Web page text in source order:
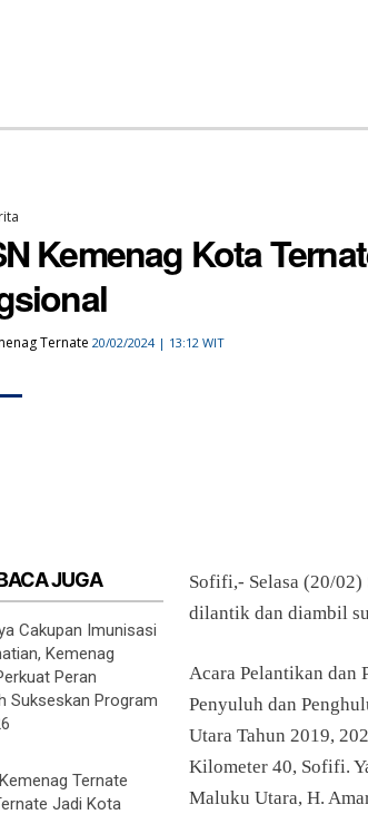
Kemenag Kota
Ternate 20/02/2024 | 13:12 WIT
JUGA
Cakupan Imunisasi
Kemenag
Peran
Sukseskan Program
Ternate
Jadi Kota
Sofifi,- Selasa (20/02)
dilantik dan diambil
Acara Pelantikan dan
Penyuluh dan
Utara Tahun 2019,
Kilometer 40, Sofifi.
Maluku Utara, H.